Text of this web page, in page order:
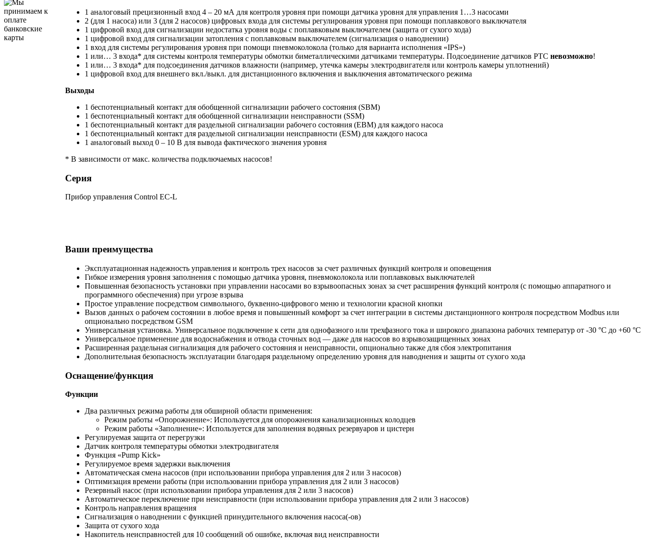
1 аналоговый прецизионный вход 4 – 20 мА для контроля уровня при помощи датчика уровня для управления 1…3 насосами
2 (для 1 насоса) или 3 (для 2 насосов) цифровых входа для системы регулирования уровня при помощи поплавкового выключателя
1 цифровой вход для сигнализации недостатка уровня воды с поплавковым выключателем (защита от сухого хода)
1 цифровой вход для сигнализации затопления с поплавковым выключателем (сигнализация о наводнении)
1 вход для системы регулирования уровня при помощи пневмоколокола (только для варианта исполнения «IPS»)
1 или… 3 входа* для системы контроля температуры обмотки биметаллическими датчиками температуры. Подсоединение датчиков PTC невозможно!
1 или… 3 входа* для подсоединения датчиков влажности (например, утечка камеры электродвигателя или контроль камеры уплотнений)
1 цифровой вход для внешнего вкл./выкл. для дистанционного включения и выключения автоматического режима
Выходы
1 беспотенциальный контакт для обобщенной сигнализации рабочего состояния (SBM)
1 беспотенциальный контакт для обобщенной сигнализации неисправности (SSM)
1 беспотенциальный контакт для раздельной сигнализации рабочего состояния (EBM) для каждого насоса
1 беспотенциальный контакт для раздельной сигнализации неисправности (ESM) для каждого насоса
1 аналоговый выход 0 – 10 В для вывода фактического значения уровня
* В зависимости от макс. количества подключаемых насосов!
Серия
Прибор управления Control EC-L
Ваши преимущества
Эксплуатационная надежность управления и контроль трех насосов за счет различных функций контроля и оповещения
Гибкое измерения уровня заполнения с помощью датчика уровня, пневмоколокола или поплавковых выключателей
Повышенная безопасность установки при управлении насосами во взрывоопасных зонах за счет расширения функций контроля (с помощью аппаратного и
программного обеспечения) при угрозе взрыва
Простое управление посредством символьного, буквенно-цифрового меню и технологии красной кнопки
Вызов данных о рабочем состоянии в любое время и повышенный комфорт за счет интеграции в системы дистанционного контроля посредством Modbus или
опционально посредством GSM
Универсальная установка. Универсальное подключение к сети для однофазного или трехфазного тока и широкого диапазона рабочих температур от -30 °C до +60 °C
Универсальное применение для водоснабжения и отвода сточных вод — даже для насосов во взрывозащищенных зонах
Расширенная раздельная сигнализация для рабочего состояния и неисправности, опционально также для сбоя электропитания
Дополнительная безопасность эксплуатации благодаря раздельному определению уровня для наводнения и защиты от сухого хода
Оснащение/функция
Функции
Два различных режима работы для обширной области применения:
Режим работы «Опорожнение»: Используется для опорожнения канализационных колодцев
Режим работы «Заполнение»: Используется для заполнения водяных резервуаров и цистерн
Регулируемая защита от перегрузки
Датчик контроля температуры обмотки электродвигателя
Функция «Pump Kick»
Регулируемое время задержки выключения
Автоматическая смена насосов (при использовании прибора управления для 2 или 3 насосов)
Оптимизация времени работы (при использовании прибора управления для 2 или 3 насосов)
Резервный насос (при использовании прибора управления для 2 или 3 насосов)
Автоматическое переключение при неисправности (при использовании прибора управления для 2 или 3 насосов)
Контроль направления вращения
Сигнализация о наводнении с функцией принудительного включения насоса(-ов)
Защита от сухого хода
Накопитель неисправностей для 10 сообщений об ошибке, включая вид неисправности